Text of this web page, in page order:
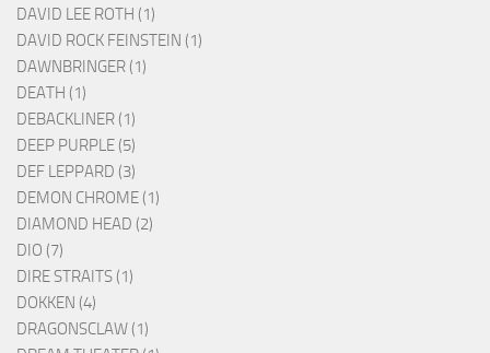
DAVID LEE ROTH (1)
DAVID ROCK FEINSTEIN (1)
DAWNBRINGER (1)
DEATH (1)
DEBACKLINER (1)
DEEP PURPLE (5)
DEF LEPPARD (3)
DEMON CHROME (1)
DIAMOND HEAD (2)
DIO (7)
DIRE STRAITS (1)
DOKKEN (4)
DRAGONSCLAW (1)